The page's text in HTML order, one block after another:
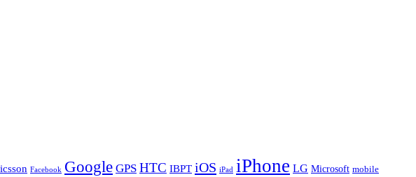
Facebook Google GPS HTC IBPT iOS iPad iPhone LG Microsoft mobile